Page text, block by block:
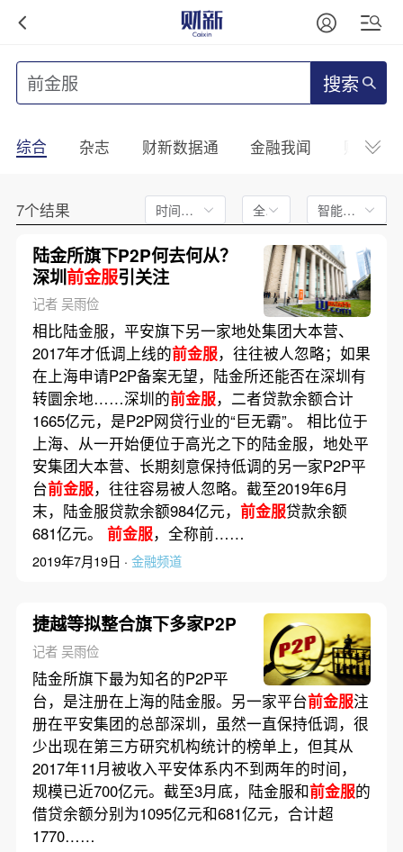
搜索
综合 杂志 财新数据通 金融我闻 财新
7个结果 时间不限 全文 智能排序
陆金所旗下P2P何去何从？
深圳前金服引关注
记者 吴雨俭
相比陆金服，平安旗下另一家地处集团大本营、
2017年才低调上线的前金服，往往被人忽略；如果
在上海申请P2P备案无望，陆金所还能否在深圳有
转圜余地……深圳的前金服，二者贷款余额合计
1665亿元，是P2P网贷行业的“巨无霸”。 相比位于
上海、从一开始便位于高光之下的陆金服，地处平
安集团大本营、长期刻意保持低调的另一家P2P平
台前金服，往往容易被人忽略。截至2019年6月
末，陆金服贷款余额984亿元， 前金服贷款余额
681亿元。 前金服，全称前……
2019年7月19日 · 金融频道
捷越等拟整合旗下多家P2P
记者 吴雨俭
陆金所旗下最为知名的P2P平
台，是注册在上海的陆金服。另一家平台前金服注
册在平安集团的总部深圳，虽然一直保持低调，很
少出现在第三方研究机构统计的榜单上，但其从
2017年11月被收入平安体系内不到两年的时间，
规模已近700亿元。截至3月底，陆金服和前金服的
借贷余额分别为1095亿元和681亿元，合计超
1770……